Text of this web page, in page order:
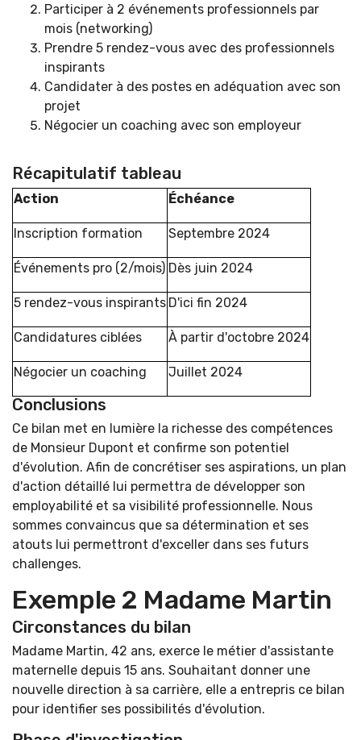
Participer à 2 événements professionnels par
mois (networking)
Prendre 5 rendez-vous avec des professionnels
inspirants
Candidater à des postes en adéquation avec son
projet
Négocier un coaching avec son employeur
Récapitulatif tableau
Action Échéance
Inscription formation Septembre 2024
Événements pro (2/mois) Dès juin 2024
5 rendez-vous inspirants D'ici fin 2024
Candidatures ciblées À partir d'octobre 2024
Négocier un coaching Juillet 2024
Conclusions
Ce bilan met en lumière la richesse des compétences
de Monsieur Dupont et confirme son potentiel
d'évolution. Afin de concrétiser ses aspirations, un plan
d'action détaillé lui permettra de développer son
employabilité et sa visibilité professionnelle. Nous
sommes convaincus que sa détermination et ses
atouts lui permettront d'exceller dans ses futurs
challenges.
Exemple 2 Madame Martin
Circonstances du bilan
Madame Martin, 42 ans, exerce le métier d'assistante
maternelle depuis 15 ans. Souhaitant donner une
nouvelle direction à sa carrière, elle a entrepris ce bilan
pour identifier ses possibilités d'évolution.